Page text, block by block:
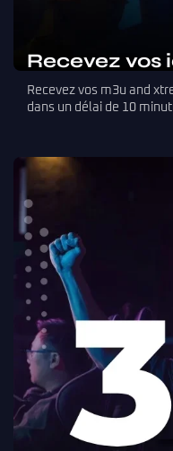
Recevez
Recevez vos m3u and
dans un délai de 10